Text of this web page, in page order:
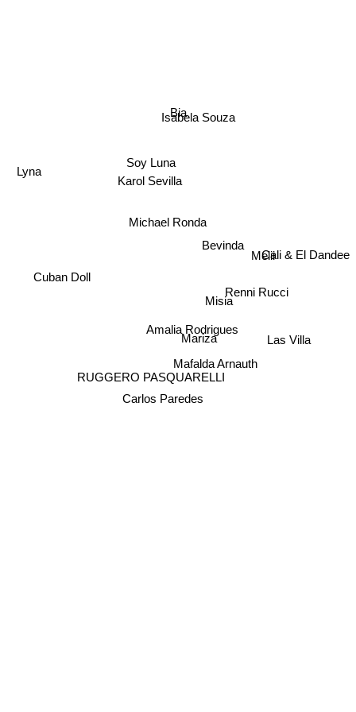
Bia
Isabela Souza
Soy Luna
Karol Sevilla
Michael Ronda
Bevinda
Misia
Amalia Rodrigues
Mariza
RUGGERO PASQUARELLI
Renni Rucci
Cuban Doll
Melii
Mafalda Arnauth
Lyna
Carlos Paredes
Las Villa
Cali & El Dandee